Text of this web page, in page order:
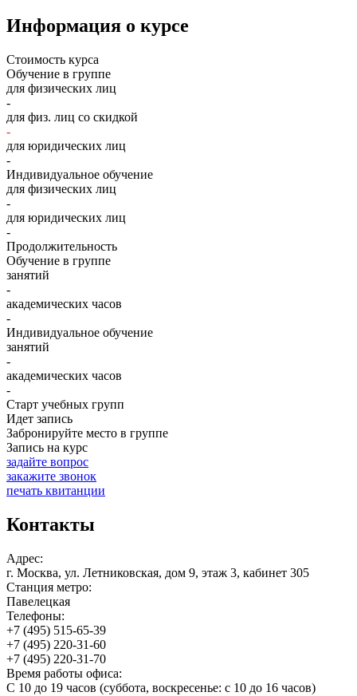
Информация о курсе
Стоимость курса
Обучение в группе
для физических лиц
-
для физ. лиц со скидкой
-
для юридических лиц
-
Индивидуальное обучение
для физических лиц
-
для юридических лиц
-
Продолжительность
Обучение в группе
занятий
-
академических часов
-
Индивидуальное обучение
занятий
-
академических часов
-
Старт учебных групп
Идет запись
Забронируйте место в группе
Запись на курс
задайте вопрос
закажите звонок
печать квитанции
Контакты
Адрес:
г. Москва, ул. Летниковская, дом 9, этаж 3, кабинет 305
Станция метро:
Павелецкая
Телефоны:
+7 (495) 515-65-39
+7 (495) 220-31-60
+7 (495) 220-31-70
Время работы офиса:
С 10 до 19 часов (суббота, воскресенье: с 10 до 16 часов)